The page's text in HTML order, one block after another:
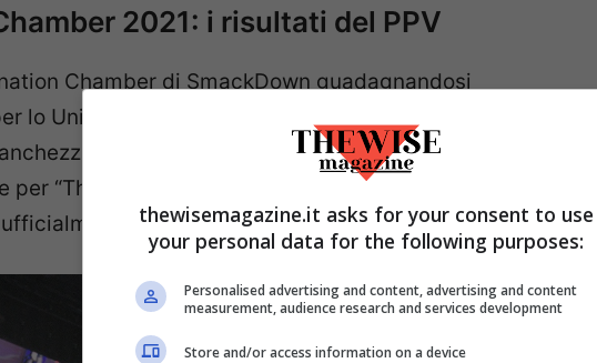
2021: i risultati del PPV
Chamber di SmackDown guadagnandosi
lo Universal Championship, ma
dell’avversario, sottomettendolo in pochi
“The Tribal Chief”, ma arriva
Edge
ufficialmente la sfida titolata perWrestleMania 37.
thewisemagazine.it asks for your consent to use
your personal data for the following purposes:
Personalised advertising and content, advertising and content
measurement, audience research and services development
Store and/or access information on a device